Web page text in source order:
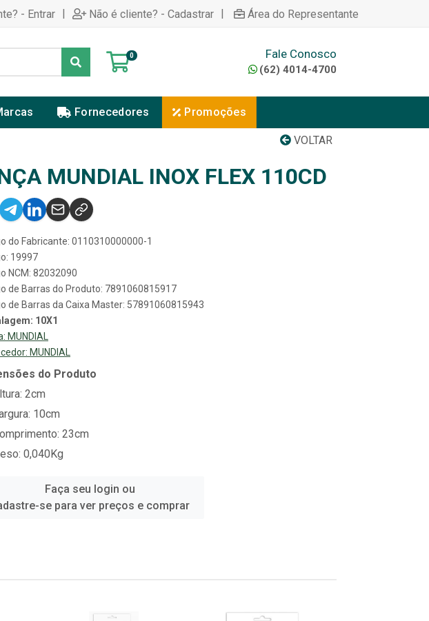
- Entrar | Não é cliente? - Cadastrar | Área do Representante
0 Fale Conosco
(62) 4014-4700
Fornecedores Promoções
VOLTAR
MUNDIAL INOX FLEX 110CD
do Fabricante: 0110310000000-1
19997
NCM: 82032090
de Barras do Produto: 7891060815917
de Barras da Caixa Master: 57891060815943
10X1
MUNDIAL
MUNDIAL
do Produto
2cm
10cm
23cm
0,040Kg
Faça seu login ou
se para ver preços e comprar